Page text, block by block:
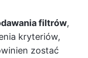
filtrów,
kryteriów,
zostać